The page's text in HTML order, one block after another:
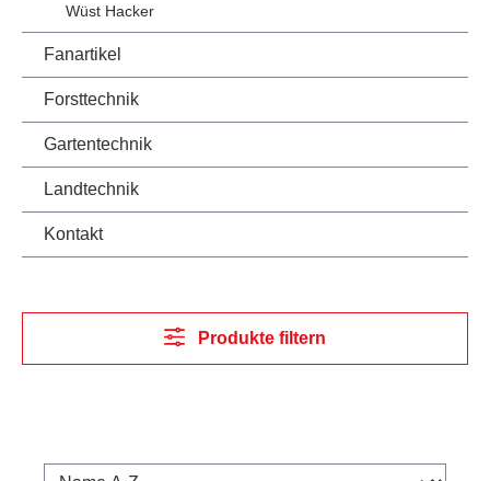
Wüst Hacker
Fanartikel
Forsttechnik
Gartentechnik
Landtechnik
Kontakt
Produkte filtern